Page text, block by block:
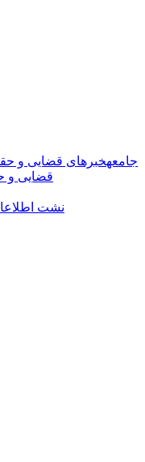
جامعهخبرهای قضایی و
قضایی و
نشت